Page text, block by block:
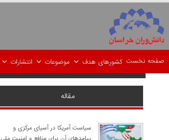
صفحه نخست کشورهای هدف موضوعات انتشارات
مقاله
سیاست آمریکا در آسیای مرکزی و